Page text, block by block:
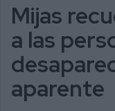
Mijas
a las
aparente